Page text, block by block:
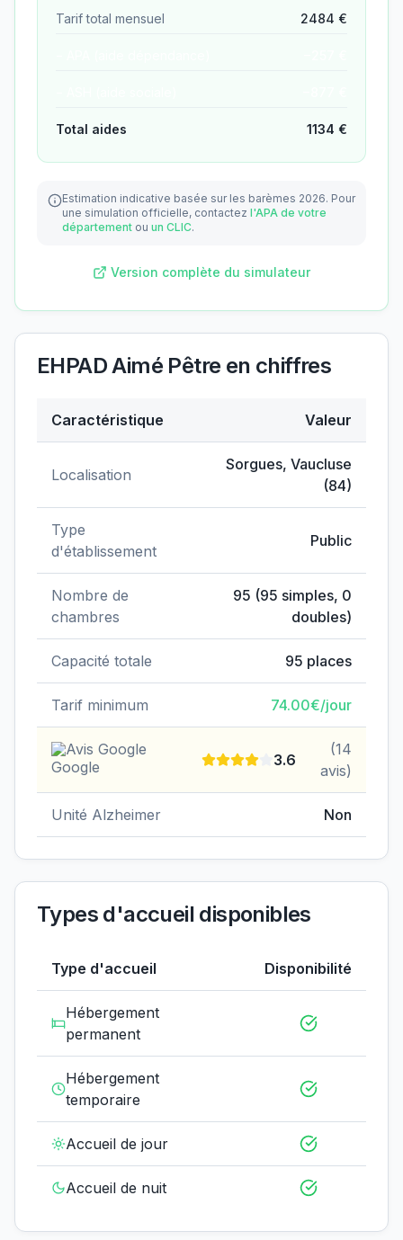
Tarif total mensuel 2484 €
Total aides 1134 €
Estimation indicative basée sur les barèmes 2026. Pour
une simulation officielle, contactez l'APA de votre
département ou un CLIC.
Version complète du simulateur
EHPAD Aimé Pêtre en chiffres
Caractéristique Valeur
Localisation
Sorgues, Vaucluse
(84)
Type
d'établissement
Public
Nombre de
chambres
95 (95 simples, 0
doubles)
Capacité totale 95 places
Tarif minimum 74.00€/jour
Avis Google
3.6
(14
avis)
Unité Alzheimer Non
Types d'accueil disponibles
Type d'accueil Disponibilité
Hébergement
permanent
Hébergement
temporaire
Accueil de jour
Accueil de nuit